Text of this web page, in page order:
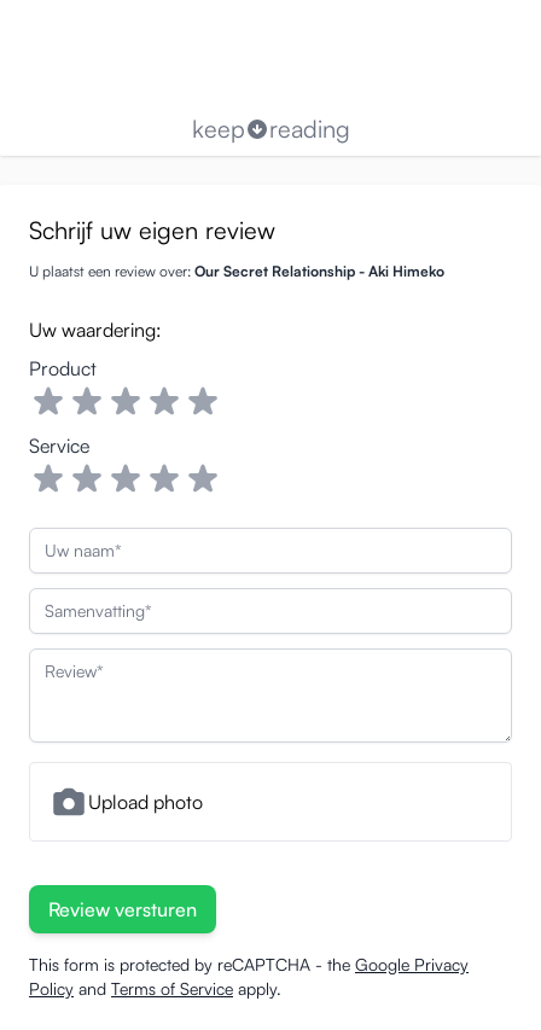
keep reading
Schrijf uw eigen review
U plaatst een review over: Our Secret Relationship - Aki Himeko
Uw waardering:
Product
Service
Uw naam
Samenvatting
Review
Upload photo
Review versturen
This form is protected by reCAPTCHA - the Google Privacy
Policy and Terms of Service apply.